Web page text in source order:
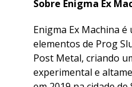
Sobre Enigma Ex
Enigma Ex Machina
elementos de Prog
Post Metal, criando
experimental e